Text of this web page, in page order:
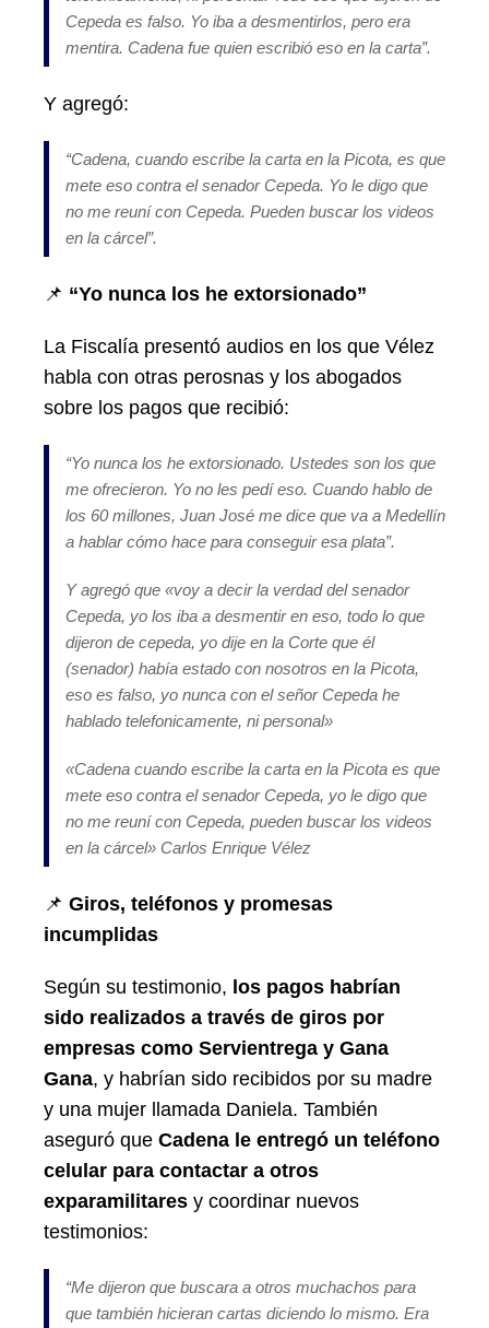
Cepeda es falso. Yo iba a desmentirlos, pero era
mentira. Cadena fue quien escribió eso en la carta”.
Y agregó:
“Cadena, cuando escribe la carta en la Picota, es que
mete eso contra el senador Cepeda. Yo le digo que
no me reuní con Cepeda. Pueden buscar los videos
en la cárcel”.
📌 “Yo nunca los he extorsionado”
La Fiscalía presentó audios en los que Vélez
habla con otras perosnas y los abogados
sobre los pagos que recibió:
“Yo nunca los he extorsionado. Ustedes son los que
me ofrecieron. Yo no les pedí eso. Cuando hablo de
los 60 millones, Juan José me dice que va a Medellín
a hablar cómo hace para conseguir esa plata”.
Y agregó que «voy a decir la verdad del senador
Cepeda, yo los iba a desmentir en eso, todo lo que
dijeron de cepeda, yo dije en la Corte que él
(senador) había estado con nosotros en la Picota,
eso es falso, yo nunca con el señor Cepeda he
hablado telefonicamente, ni personal»
«Cadena cuando escribe la carta en la Picota es que
mete eso contra el senador Cepeda, yo le digo que
no me reuní con Cepeda, pueden buscar los videos
en la cárcel» Carlos Enrique Vélez
📌 Giros, teléfonos y promesas
incumplidas
Según su testimonio, los pagos habrían
sido realizados a través de giros por
empresas como Servientrega y Gana
Gana, y habrían sido recibidos por su madre
y una mujer llamada Daniela. También
aseguró que Cadena le entregó un teléfono
celular para contactar a otros
exparamilitares y coordinar nuevos
testimonios:
“Me dijeron que buscara a otros muchachos para
que también hicieran cartas diciendo lo mismo. Era